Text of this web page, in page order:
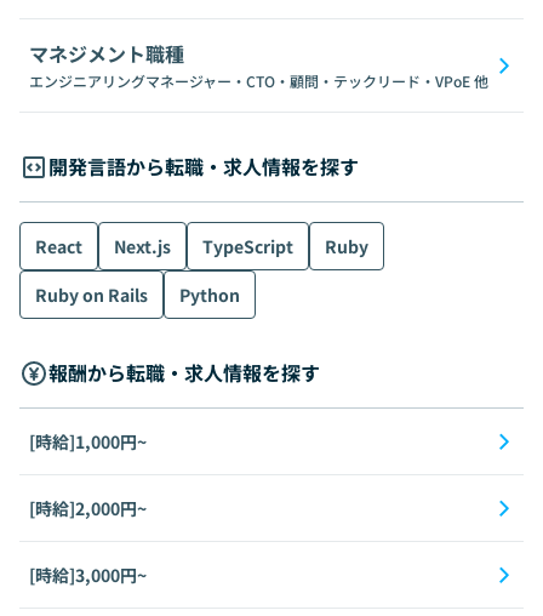
マネジメント職種
エンジニアリングマネージャー・CTO・顧問・テックリード・VPoE他
開発言語から転職・求人情報を探す
React Next.js TypeScript
Ruby
Ruby on Rails
Python
報酬から転職・求人情報を探す
[時給]1,000円~
[時給]2,000円~
[時給]3,000円~